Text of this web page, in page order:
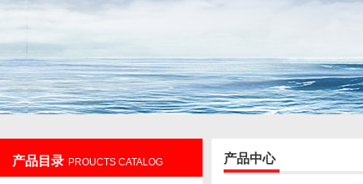
产品目录 PROUCTS CATALOG 产品中心